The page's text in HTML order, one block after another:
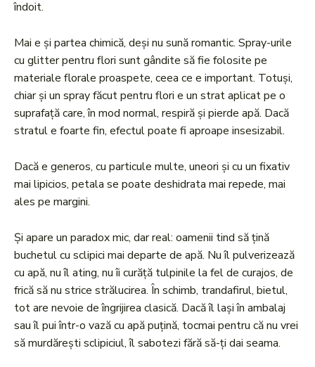
îndoit.
Mai e și partea chimică, deși nu sună romantic. Spray-urile
cu glitter pentru flori sunt gândite să fie folosite pe
materiale florale proaspete, ceea ce e important. Totuși,
chiar și un spray făcut pentru flori e un strat aplicat pe o
suprafață care, în mod normal, respiră și pierde apă. Dacă
stratul e foarte fin, efectul poate fi aproape insesizabil.
Dacă e generos, cu particule multe, uneori și cu un fixativ
mai lipicios, petala se poate deshidrata mai repede, mai
ales pe margini.
Și apare un paradox mic, dar real: oamenii tind să țină
buchetul cu sclipici mai departe de apă. Nu îl pulverizează
cu apă, nu îl ating, nu îi curăță tulpinile la fel de curajos, de
frică să nu strice strălucirea. În schimb, trandafirul, bietul,
tot are nevoie de îngrijirea clasică. Dacă îl lași în ambalaj
sau îl pui într-o vază cu apă puțină, tocmai pentru că nu vrei
să murdărești sclipiciul, îl sabotezi fără să-ți dai seama.